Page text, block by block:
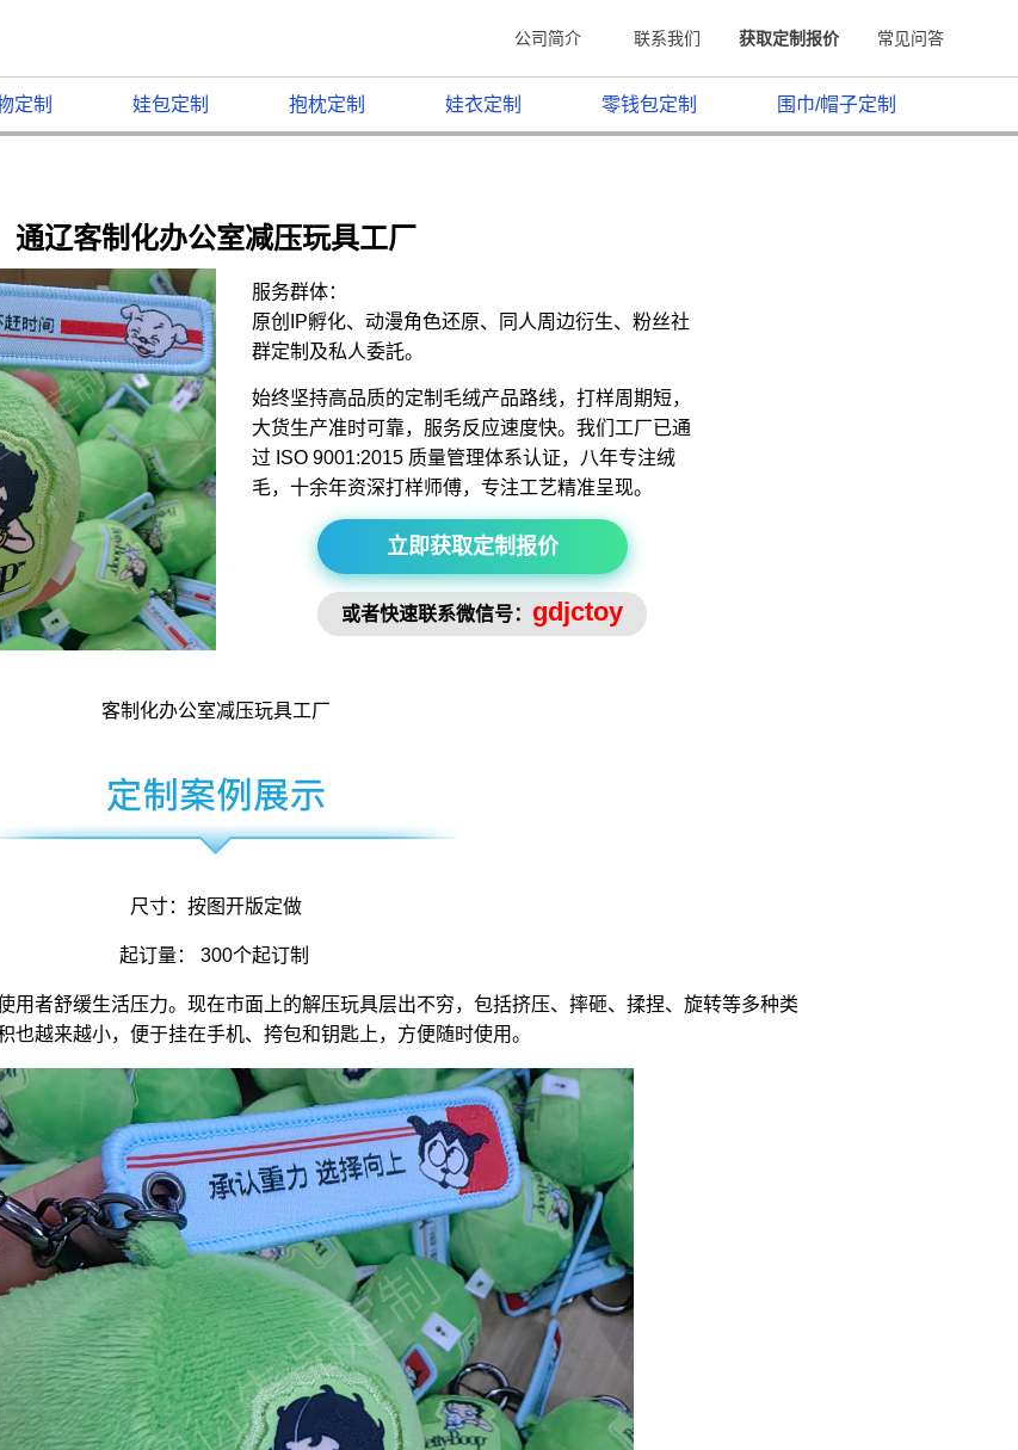
公司简介 联系我们 获取定制报价 常见问答
定制 娃包定制 抱枕定制 娃衣定制 零钱包定制 围巾/帽子定制
通辽客制化办公室减压玩具工厂
服务群体：
原创IP孵化、动漫角色还原、同人周边衍生、粉丝社
群定制及私人委託。
始终坚持高品质的定制毛绒产品路线，打样周期短，
大货生产准时可靠，服务反应速度快。我们工厂已通
过 ISO 9001:2015 质量管理体系认证，八年专注绒
毛，十余年资深打样师傅，专注工艺精准呈现。
立即获取定制报价
或者快速联系微信号： gdjctoy
客制化办公室减压玩具工厂
尺寸：按图开版定做
起订量： 300个起订制
用者舒缓生活压力。现在市面上的解压玩具层出不穷，包括挤压、摔砸、揉捏、旋转等多种类
也越来越小，便于挂在手机、挎包和钥匙上，方便随时使用。